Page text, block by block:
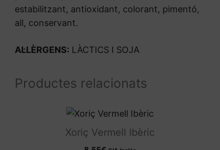
estabilitzant, antioxidant, colorant, pimentó,
all, conservant.
AL·LÈRGENS: LÀCTICS I SOJA
Productes relacionats
Xoriç Vermell Ibèric